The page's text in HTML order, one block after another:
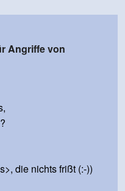
Angriffe von
die nichts frißt (:-))